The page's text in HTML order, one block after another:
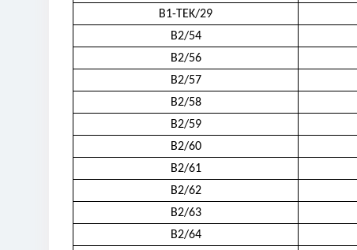
B1-TEK/29
B2/54
B2/56
B2/57
B2/58
B2/59
B2/60
B2/61
B2/62
B2/63
B2/64